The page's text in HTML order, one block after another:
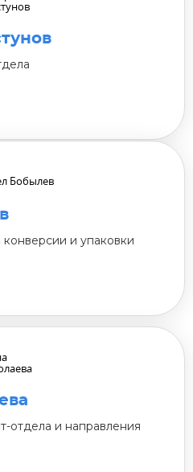
и упаковки
отдела и направления